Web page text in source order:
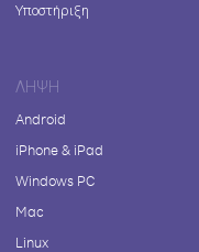
Υποστήριξη
ΛΉΨΗ
Android
iPhone & iPad
Windows PC
Mac
Linux